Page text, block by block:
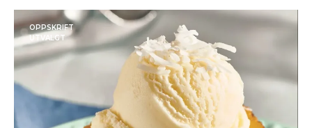
OPPSKRIFT
UTVALGT